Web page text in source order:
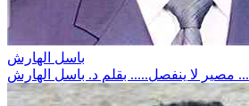
باسل الهارش
مصير لا ينفصل..... بقلم د. باسل الهارش